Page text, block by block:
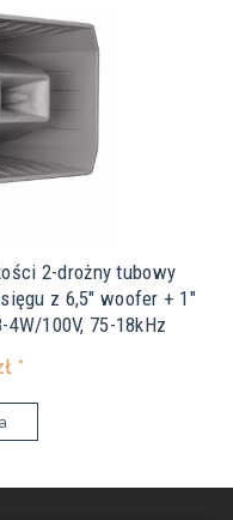
2-drożny tubowy
z 6,5" woofer + 1"
100V, 75-18kHz
*